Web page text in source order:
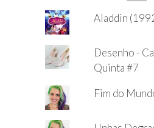
Aladdin
Desenho -
Quinta #7
Fim do